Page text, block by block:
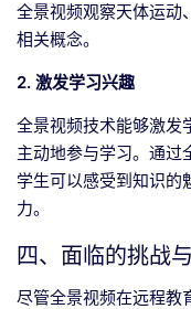
全景视频观察天体运动
相关概念。
2. 激发学习兴趣
全景视频技术能够激发
主动地参与学习。通过
学生可以感受到知识的
力。
四、面临的挑战
尽管全景视频在远程教